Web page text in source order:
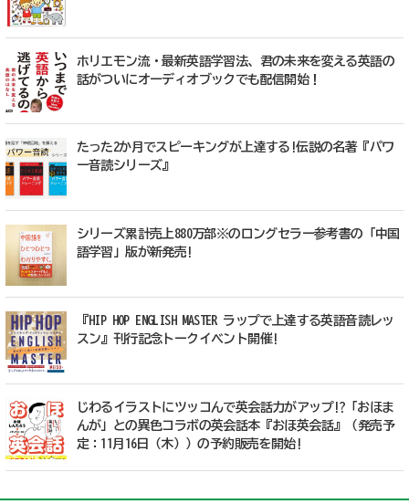
ホリエモン流・最新英語学習法、君の未来を変える英語の
話がついにオーディオブックでも配信開始！
たった2か月でスピーキングが上達する!伝説の名著『パワ
ー音読シリーズ』
シリーズ累計売上880万部※のロングセラー参考書の「中国
語学習」版が新発売!
『HIP HOP ENGLISH MASTER ラップで上達する英語音読レッ
スン』刊行記念トークイベント開催!
じわるイラストにツッコんで英会話力がアップ!?「おほま
んが」との異色コラボの英会話本『おほ英会話』（発売予
定：11月16日（木））の予約販売を開始!